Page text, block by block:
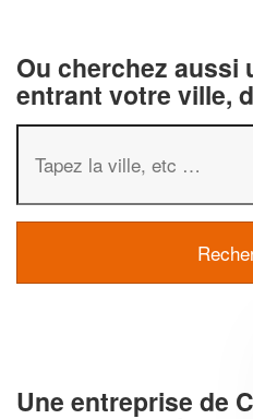
Ou cherchez aussi
entrant votre ville,
Une entreprise de
✕
Augmentez